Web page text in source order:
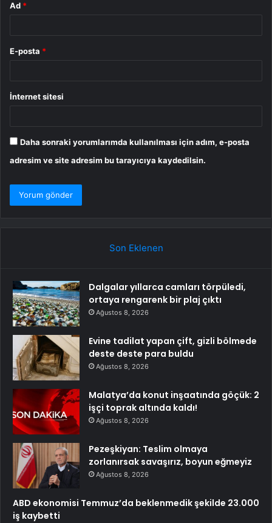
Ad *
E-posta *
İnternet sitesi
Daha sonraki yorumlarımda kullanılması için adım, e-posta
adresim ve site adresim bu tarayıcıya kaydedilsin.
Son Eklenen
Dalgalar yıllarca camları törpüledi,
ortaya rengarenk bir plaj çıktı
Ağustos 8, 2026
Evine tadilat yapan çift, gizli bölmede
deste deste para buldu
Ağustos 8, 2026
Malatya’da konut inşaatında göçük: 2
işçi toprak altında kaldı!
Ağustos 8, 2026
Pezeşkiyan: Teslim olmaya
zorlanırsak savaşırız, boyun eğmeyiz
Ağustos 8, 2026
ABD ekonomisi Temmuz’da beklenmedik şekilde 23.000
iş kaybetti